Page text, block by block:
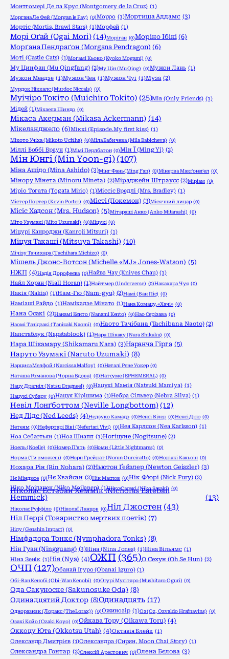
Монтгомері Де ла Крус (Montgomery de la Cruz) (1)
Моргана Ле Фей (Morgan le Fay) (0)Морро (1)Мортиша Аддамс (3)
Мортіс (Mortis, Brawl Stars) (1)Морфей (1)
Морі Оґай (Ogai Mori) (14)Моріган (0)Моріно Ібікі (6)
Морґана Пендраґон (Morgana Pendragon) (6)
Моті (Castle Cats) (1)Моґамі Кьоко (Kyoko Mogami) (0)
Му Цинфан (Mu Qingfang) (2)Му Цін (Mu Qing) (0)Мужон Лань (1)
Мужон Мендзе (1)Мужон Чен (1)Мужон Чуі (1)Муза (2)
Мурдок Ніккалс (Murdoc Niccals) (0)
Муічіро Токіто (Muichiro Tokito) (25)Мів (Only Friends) (1)
Мідей (1)Мікаела Шиндо (0)
Мікаса Акерман (Mikasa Ackermann) (14)
Мікеланджело (6)Міккі (Episode.My first kiss) (1)
Мікото Учіха (Mikoto Uchiha) (0)Міла Бабичева (Mila Babicheva) (0)
Міллі Боббі Браун (1)Мімі Перлбатон (0)Мін Ї (Ming Yi) (2)
Мін Юнгі (Min Yoon-gi) (107)
Міна Ашідо (Mina Ashido) (3)Мінг Фань (Ming Fan) (0)Мінерва Макґонеґел (0)
Мінору Мінета (Minoru Mineta) (2)Міраджейн Штраусс (2)Міріам (0)
Міріо Тогата (Togata Mirio) (1)Міссіс Бредлі (Mrs. Bradley) (1)
Містер Портер (Kevin Porter) (0)Місті (Покемон) (3)Місячний лицар (0)
Місіс Хадсон (Mrs. Hudson) (5)Мітараші Анко (Anko Mitarashi) (0)
Міто Узумакі (Mito Uzumaki) (0)Міцукі (0)
Міцурі Канроджи (Kanroji Mitsuri) (1)
Міцуя Такаші (Mitsuya Takashi) (10)
Мічізу Тачихара (Tachihara Michizo) (0)
Мішель Джонс-Вотсон (Michelle «MJ» Jones-Watson) (5)
НЖП (4)Надія Дорофеєва (0)Найвз Чау (Knives Chau) (1)
Найл Хоран (Niall Horan) (1)Найтмер (Underverse) (0)Накахара Чуя (0)
Накія (Nakia) (1)Нам-Гю (Nam-gyu) (2)Намі (Ван Піс) (0)
Наміаші Райдо (1)Намікадзе Мінато (1)Нана Комацу, «Хачі» (0)
Нана Осакі (2)Нанамі Кєнто (Nanami Kento) (0)Нао Серізава (0)
Наомі Танідзакі (Tanizaki Naomi) (0)Наото Тачібана (Tachibana Naoto) (2)
Напстаблук (Napstablook) (1)Нара Шікаку (Nara Shikaku) (0)
Нара Шікамару (Shikamaru Nara) (3)Наранча Гірга (5)
Наруто Узумакі (Naruto Uzumaki) (8)
Нарциса Мелфой (Narcissa Malfoy) (0)Наталі Рене Уокер (0)
Наташа Романова (Чорна Вдова) (0)Натсуме (EPHEMERAL) (0)
Нацу Драгніл (Natsu Dragneel) (0)Нацукі Мамія (Natsuki Mamiya) (1)
Нацукі Субару (0)Нацуя Кірішима (1)Небра Сільвер (Nebra Silva) (1)
Невіл Лонґботтом (Neville Longbottom) (12)
Нед Лідс (Ned Leeds) (4)Недзуко Камадо (0)Ненсі Вілер (0)Ненсі Дрю (0)
Нетеям (0)Нефертарі Віві (Nefertari Vivi) (0)Нея Карлсон (Nea Karlsson) (1)
Ноа Себастьян (1)Ноа Шнапп (1)Ногіцуне (Nogitsune) (2)
Ноель (Noelle) (0)Номер П'ять (0)Номи (Little Nightmares) (0)
Норма (Ти зможеш) (0)Норн Грейрат (Norun Gureiratto) (0)Норіакі Какьоін (0)
Нохара Рін (Rin Nohara) (2)Ньютон Ґейзлер (Newton Geiszler) (3)
Нє Міндзюе (0)Нє Хвайсан (2)Нік Маслов (0)Нік Ф'юрі (Nick Fury) (2)
Ніко Моіланен (Niko Moilanen) (1)Ніко Сасакі (Niko Sasaki) (0)
Ніколас Естебан Хеммік (Nicholas Esteban
Hemmick)
(13)
Ніколас Руффіло (0)Ніколаї Ланцов (0)Ніл Джостен (43)
Ніл Перрі (Товариство мертвих поетів) (7)
Нілу (Genshin Impact) (0)
Німфадора Тонкс (Nymphadora Tonks) (8)
Нін Гуан (Ningguang) (3)Ніна (Nina Jones) (1)Ніна Вільямс (1)
Ніна Зенік (1)Нія (Nya) (4)ОЖП (365)О Сехун (Oh Se Hun) (2)
ОЧП (127)Обанай Ігуро (Obanai Iguro) (1)
Обі-Ван Кенобі (Obi-Wan Kenobi) (0)Огурі Мусітаро (Mushitaro Oguri) (0)
Ода Сакуноске (Sakunosuke Oda) (8)
Одинадцятий Доктор (8)Одинадцять (17)
Одноразник (Лоракс (The Lorax)) (0)Ожинозір (1)Оз (Oz, Ozvaldo Hrafnavins) (0)
Озакі Койо (Ozaki Koyo) (0)Ойкава Тору (Oikawa Toru) (4)
Оккоцу Юта (Okkotsu Utah) (4)Октавія Блейк (1)
Олександр Дмитрієв (1)Олександра (Сирин, Moon Chai Story) (1)
Олександра Гонтар (2)Олексій Арестович (0)Олена Бєлова (3)